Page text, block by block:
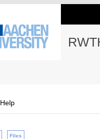
Help
Files